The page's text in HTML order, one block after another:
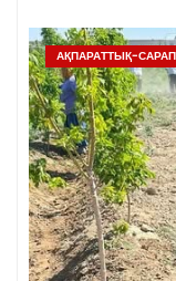
АҚПАРАТТЫҚ-